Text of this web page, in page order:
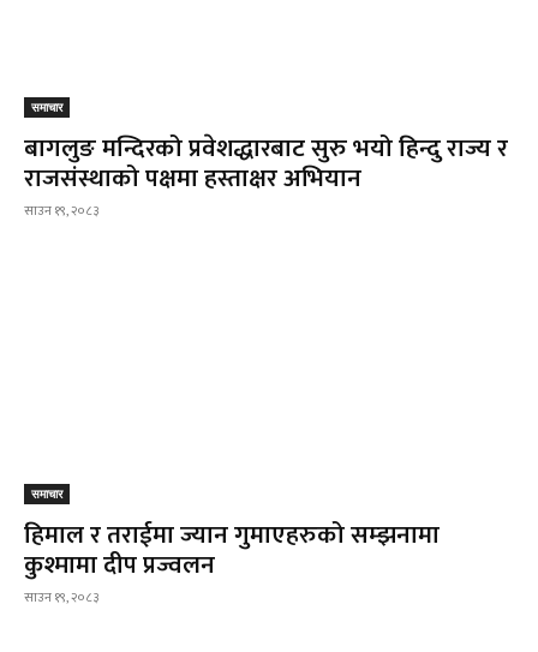
समाचार
बागलुङ मन्दिरको प्रवेशद्धारबाट सुरु भयो हिन्दु राज्य र
राजसंस्थाको पक्षमा हस्ताक्षर अभियान
साउन १९, २०८३
समाचार
हिमाल र तराईमा ज्यान गुमाएहरुको सम्झनामा
कुश्मामा दीप प्रज्वलन
साउन १९, २०८३